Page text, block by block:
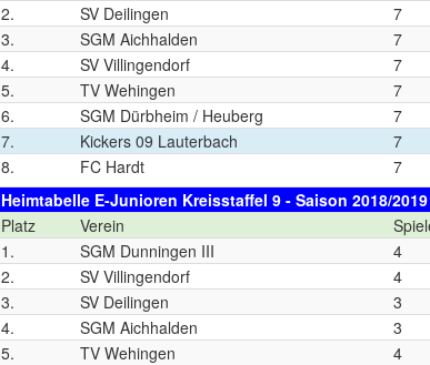
2.
SV Deilingen 7
3.
SGM Aichhalden 7
4.
SV Villingendorf 7
5.
TV Wehingen 7
6.
SGM Dürbheim / Heuberg 7
7.
Kickers 09 Lauterbach 7
8.
FC Hardt 7
Heimtabelle E-Junioren Kreisstaffel 9 - Saison 2018/2019
Platz
Verein
1.
SGM Dunningen III 4
2.
SV Villingendorf 4
3.
SV Deilingen 3
4.
SGM Aichhalden 3
5.
TV Wehingen 4